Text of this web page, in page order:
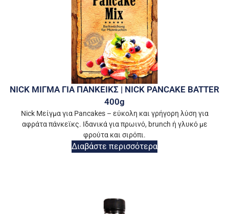
NICK ΜΙΓΜΑ ΓΙΑ ΠΑΝΚΕΙΚΣ | NICK PANCAKE BATTER
400g
Nick Μείγμα για Pancakes – εύκολη και γρήγορη λύση για
αφράτα πάνκεϊκς. Ιδανικά για πρωινό, brunch ή γλυκό με
φρούτα και σιρόπι.
Διαβάστε περισσότερα